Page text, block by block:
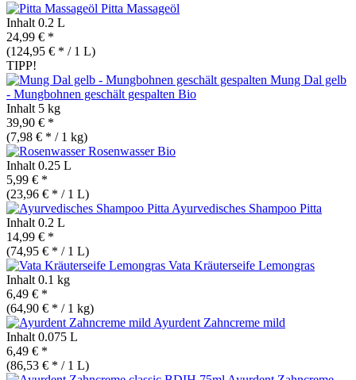
Pitta Massageöl
Inhalt 0.2 L
24,99 € *
(124,95 € * / 1 L)
TIPP!
Mung Dal gelb
- Mungbohnen geschält gespalten Bio
Inhalt 5 kg
39,90 € *
(7,98 € * / 1 kg)
RosenwasserBio
Inhalt 0.25 L
5,99 € *
(23,96 € * / 1 L)
Ayurvedisches Shampoo Pitta
Inhalt 0.2 L
14,99 € *
(74,95 € * / 1 L)
Vata Kräuterseife Lemongras
Inhalt 0.1 kg
6,49 € *
(64,90 € * / 1 kg)
Ayurdent Zahncreme mild
Inhalt 0.075 L
6,49 € *
(86,53 € * / 1 L)